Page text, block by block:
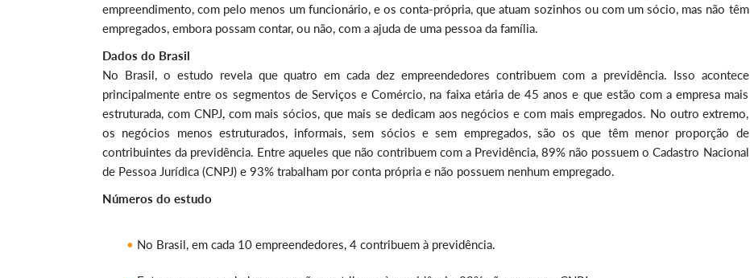
empreendimento, com pelo menos um funcionário, e os conta-própria, que atuam sozinhos ou com um sócio, mas não têm
empregados, embora possam contar, ou não, com a ajuda de uma pessoa da família.
Dados do Brasil
No Brasil, o estudo revela que quatro em cada dez empreendedores contribuem com a previdência. Isso acontece
principalmente entre os segmentos de Serviços e Comércio, na faixa etária de 45 anos e que estão com a empresa mais
estruturada, com CNPJ, com mais sócios, que mais se dedicam aos negócios e com mais empregados. No outro extremo,
os negócios menos estruturados, informais, sem sócios e sem empregados, são os que têm menor proporção de
contribuintes da previdência. Entre aqueles que não contribuem com a Previdência, 89% não possuem o Cadastro Nacional
de Pessoa Jurídica (CNPJ) e 93% trabalham por conta própria e não possuem nenhum empregado.
Números do estudo
No Brasil, em cada 10 empreendedores, 4 contribuem à previdência.